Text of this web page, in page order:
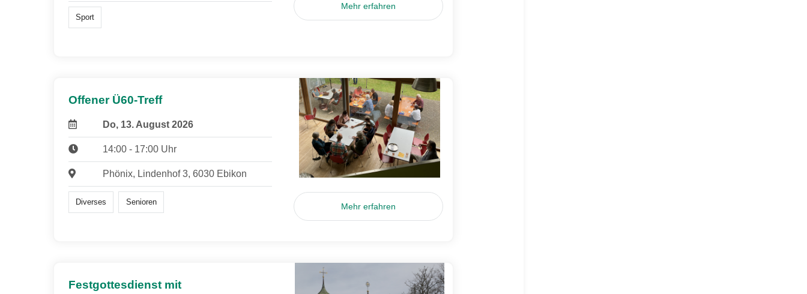
Sport
Mehr erfahren
Offener Ü60-Treff
Do, 13. August 2026
14:00 - 17:00 Uhr
Phönix, Lindenhof 3, 6030 Ebikon
Diverses Senioren Mehr erfahren
Festgottesdienst mit